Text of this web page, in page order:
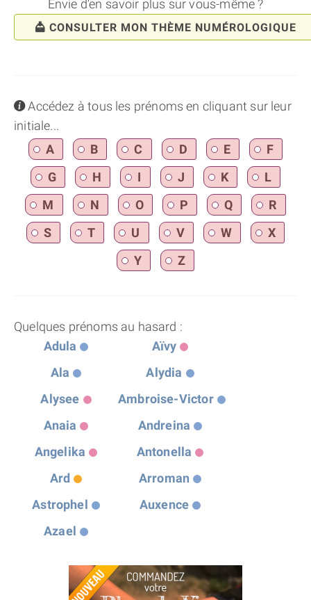
Envie d'en savoir plus sur vous-même ?
CONSULTER MON THÈME NUMÉROLOGIQUE
infoAccédez à tous les prénoms en cliquant sur leur
initiale...
A
B C D E
F
G
H I J K
L
M
N O P Q
R
S
T U V W
X
Y
Z
Quelques prénoms au hasard :
Adula
Aïvy
Ala
Alydia
Alysee
Ambroise-Victor
Anaia
Andreina
Angelika
Antonella
Ard
Arroman
Astrophel
Auxence
Azael